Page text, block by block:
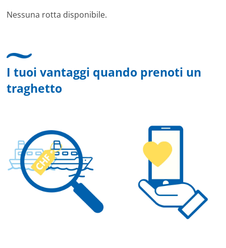
Nessuna rotta disponibile.
I tuoi vantaggi quando prenoti un
traghetto